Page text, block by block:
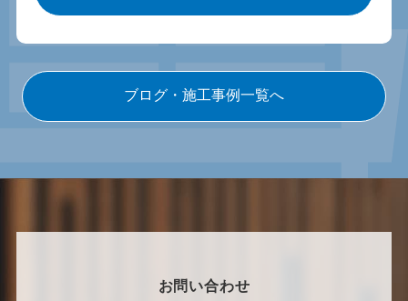
ブログ・施工事例一覧へ
お問い合わせ